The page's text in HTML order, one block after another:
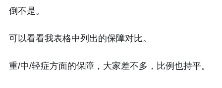
倒不是。
可以看看我表格中列出的保障对比。
重/中/轻症方面的保障，大家差不多，比例也持平。